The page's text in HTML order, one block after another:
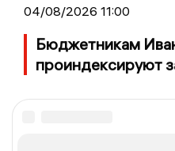
04/08/2026 11:00
Бюджетникам
проиндексируют